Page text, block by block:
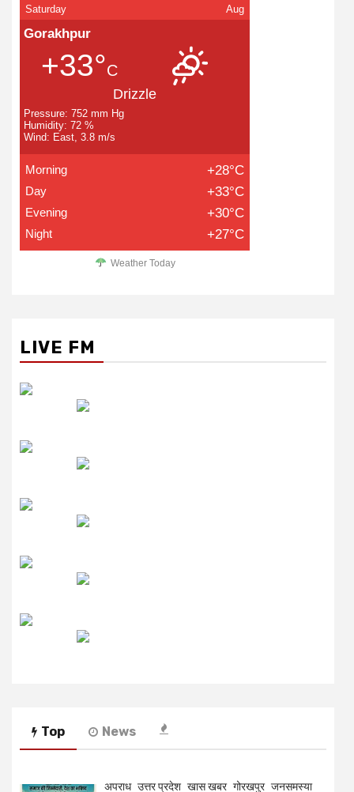
Saturday Aug
Gorakhpur
+33°C
Drizzle
Pressure: 752 mm Hg
Humidity: 72 %
Wind: East, 3.8 m/s
Morning +28°C
Day +33°C
Evening +30°C
Night +27°C
Weather Today
LIVE FM
Top News
अपराध उत्तर प्रदेश खास खबर गोरखपुर जनसमस्या